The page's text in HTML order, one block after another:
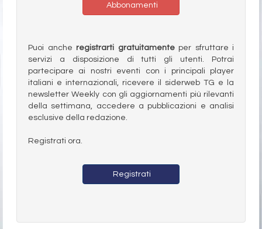
Abbonamenti
Puoi anche registrarti gratuitamenteper sfruttare i
servizi a disposizione di tutti gli utenti. Potrai
partecipare ai nostri eventi con i principali player
italiani e internazionali, ricevere il siderweb TG e la
newsletter Weekly con gli aggiornamenti più rilevanti
della settimana, accedere a pubblicazioni e analisi
esclusive della redazione.
Registrati ora.
Registrati